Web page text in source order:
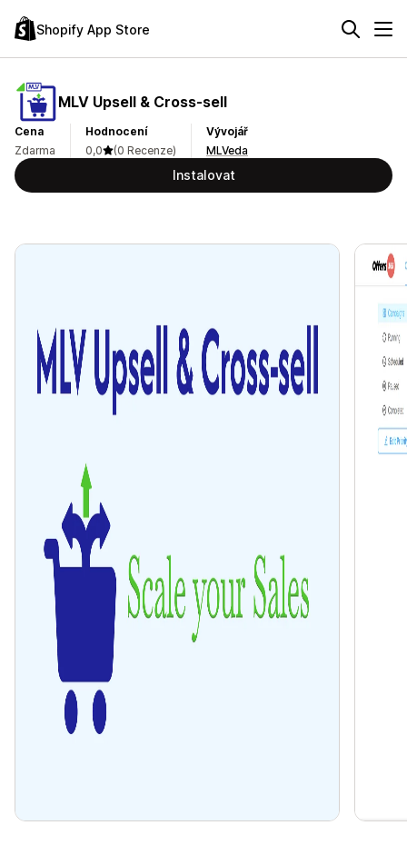
Shopify App Store
MLV Upsell & Cross‑sell
Cena
Zdarma
Hodnocení
0,0
(0 Recenze)
Vývojář
MLVeda
Instalovat